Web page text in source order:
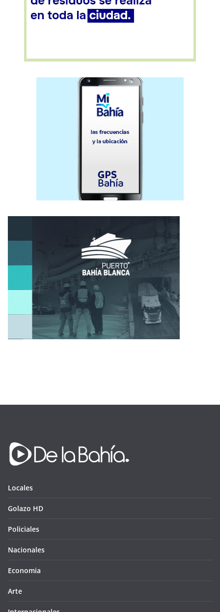
Locales
Golazo HD
Policiales
Nacionales
Economia
Arte